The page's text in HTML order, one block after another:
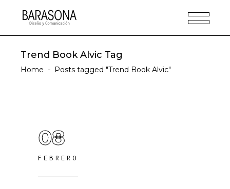
Trend Book Alvic Tag
Home - Posts tagged "Trend Book Alvic"
08
FEBRERO